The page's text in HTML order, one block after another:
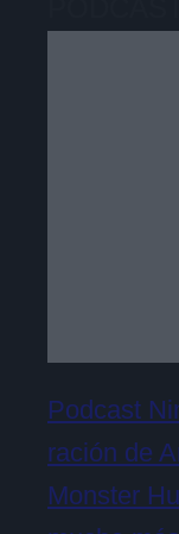
Podcast
ración de
Monster